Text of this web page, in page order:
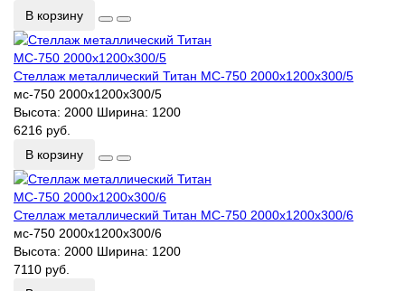
В корзину
Стеллаж металлический Титан МС-750 2000х1200х300/5
мс-750 2000х1200х300/5
Высота: 2000 Ширина: 1200
6216 руб.
В корзину
Стеллаж металлический Титан МС-750 2000х1200х300/6
мс-750 2000х1200х300/6
Высота: 2000 Ширина: 1200
7110 руб.